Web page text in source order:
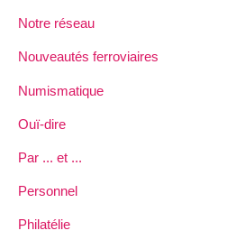
Notre réseau
Nouveautés ferroviaires
Numismatique
Ouï-dire
Par ... et ...
Personnel
Philatélie